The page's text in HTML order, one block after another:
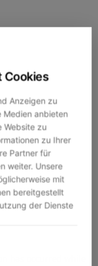
Cookies
Anzeigen zu
Medien anbieten
Website zu
zu Ihrer
Partner für
weiter. Unsere
mit
bereitgestellt
der Dienste